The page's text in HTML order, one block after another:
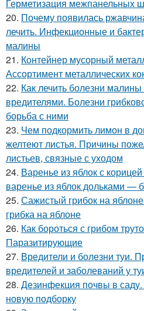
Герметизация межпанельных
20. Почему появилась
лечить. Инфекционные и
малины
21. Контейнер мусорный
Ассортимент металлических
22. Как лечить болезни малины
вредителями. Болезни
борьба с ними
23. Чем подкормить лимон в
желтеют листья. Причины
листьев, связные с уходом
24. Варенье из яблок с
варенье из яблок дольками —
25. Сажистый грибок на
грибка на яблоне
26. Как бороться с грибом
Паразитирующие
27. Вредители и болезни туи.
вредителей и заболеваний у
28. Дезинфекция почвы в
новую подборку